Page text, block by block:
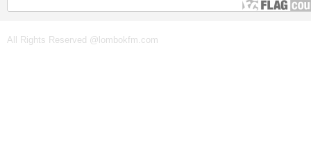
All Rights Reserved @lombokfm.com